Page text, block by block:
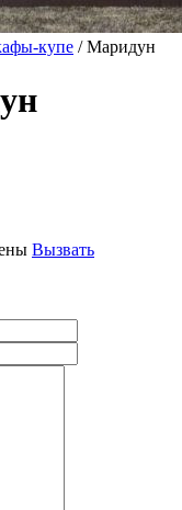
купе / Маридун
Вызвать